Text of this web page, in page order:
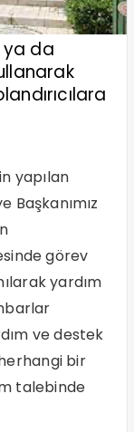
ya da
yapılan
Başkanımız
görev
yardım
ve destek
bir
talebinde